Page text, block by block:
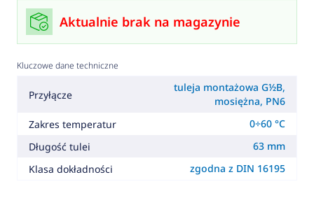
Aktualnie brak na magazynie
Kluczowe dane techniczne
Przyłącze
tuleja montażowa G½B,
mosiężna, PN6
Zakres temperatur
0÷60 °C
Długość tulei
63 mm
Klasa dokładności
zgodna z DIN 16195